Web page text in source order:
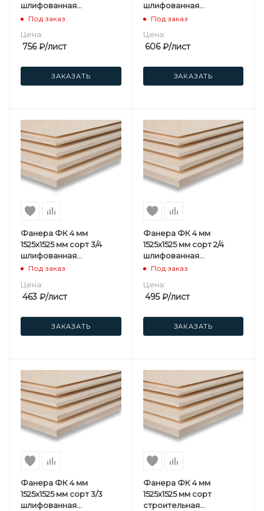
шлифованная
березовая
Под заказ
Цена:
756₽/лист
ЗАКАЗАТЬ
шлифованная
березовая
Под заказ
Цена:
606₽/лист
ЗАКАЗАТЬ
Фанера ФК 4 мм
1525х1525 мм сорт 3/4
шлифованная
березовая
Под заказ
Цена:
463 ₽/лист
ЗАКАЗАТЬ
Фанера ФК 4 мм
1525х1525 мм сорт 2/4
шлифованная
березовая
Под заказ
Цена:
495₽/лист
ЗАКАЗАТЬ
Фанера ФК 4 мм
1525х1525 мм сорт 3/3
шлифованная
Фанера ФК 4 мм
1525х1525 мм сорт
строительная